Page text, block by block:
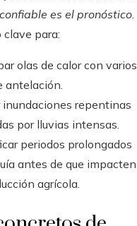
es el pronóstico.
clave para:
olas de calor con varios
antelación.
inundaciones repentinas
por lluvias intensas.
periodos prolongados
antes de que impacten
agrícola.